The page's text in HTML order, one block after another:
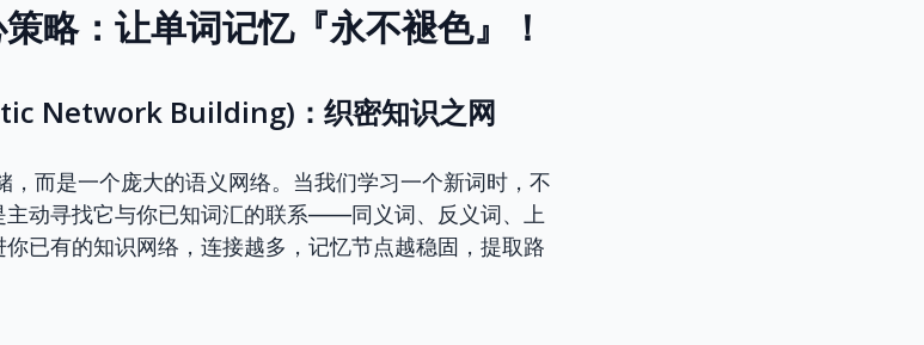
略：让单词记忆『永不褪色』！
Network Building)：织密知识之网
，而是一个庞大的语义网络。当我们学习一个新词时，不
主动寻找它与你已知词汇的联系——同义词、反义词、上
已有的知识网络，连接越多，记忆节点越稳固，提取路